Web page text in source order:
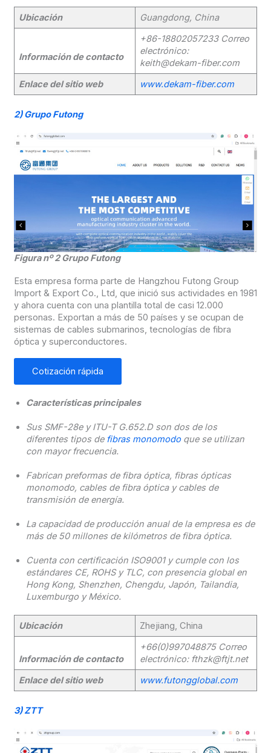
Ubicación Guangdong, China
Información de contacto
+86-18802057233 Correo
electrónico:
keith@dekam-fiber.com
Enlace del sitio web
www.dekam-fiber.com
2)Grupo Futong
Figura nº 2 Grupo Futong
Esta empresa forma parte de Hangzhou Futong Group
Import & Export Co., Ltd, que inició sus actividades en 1981
y ahora cuenta con una plantilla total de casi 12.000
personas. Exportan a más de 50 países y se ocupan de
sistemas de cables submarinos, tecnologías de fibra
óptica y superconductores.
Cotización rápida
Características principales
Sus SMF-28e y ITU-T G.652.D son dos de los
diferentes tipos de fibras monomodoque se utilizan
con mayor frecuencia.
Fabrican preformas de fibra óptica, fibras ópticas
monomodo, cables de fibra óptica y cables de
transmisión de energía.
La capacidad de producción anual de la empresa es de
más de 50 millones de kilómetros de fibra óptica.
Cuenta con certificación ISO9001 y cumple con los
estándares CE, ROHS y TLC, con presencia global en
Hong Kong, Shenzhen, Chengdu, Japón, Tailandia,
Luxemburgo y México.
Ubicación Zhejiang, China
Información de contacto
+66(0)997048875 Correo
electrónico: fthzk@ftjt.net
Enlace del sitio web
www.futongglobal.com
3)ZTT